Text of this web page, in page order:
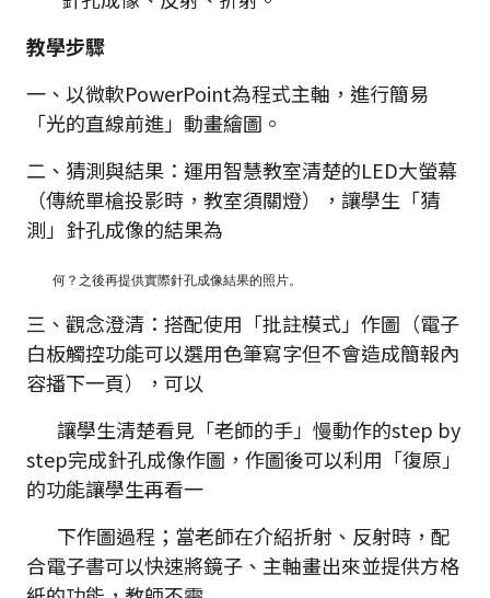
教學步驟
一、以微軟PowerPoint為程式主軸，進行簡易
「光的直線前進」動畫繪圖。
二、猜測與結果：運用智慧教室清楚的LED大螢幕
（傳統單槍投影時，教室須關燈），讓學生「猜
測」針孔成像的結果為
何？之後再提供實際針孔成像結果的照片。
三、觀念澄清：搭配使用「批註模式」作圖（電子
白板觸控功能可以選用色筆寫字但不會造成簡報內
容播下一頁），可以
讓學生清楚看見「老師的手」慢動作的step by
step完成針孔成像作圖，作圖後可以利用「復原」
的功能讓學生再看一
下作圖過程；當老師在介紹折射、反射時，配
合電子書可以快速將鏡子、主軸畫出來並提供方格